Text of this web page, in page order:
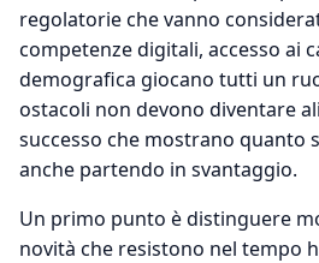
regolatorie che vanno
competenze digitali, accesso ai
demografica giocano tutti un
ostacoli non devono diventare
successo che mostrano quanto
anche partendo in svantaggio.
Un primo punto è distinguere
novità che resistono nel tempo